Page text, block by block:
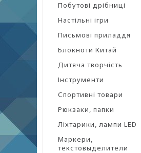
Побутові дрібниці
Настільні ігри
Письмові приладдя
Блокноти Китай
Дитяча творчість
Інструменти
Спортивні товари
Рюкзаки, папки
Ліхтарики, лампи LED
Маркери,
текстовыделители